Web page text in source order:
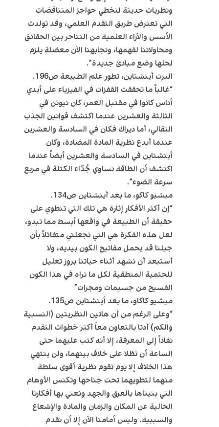
ونظريات حديثة لتخطي حواجز المتناقضات
التي تعترض طريق التقدم العلمي، وقد تولدت
الأسس والآراء العلمية من التناحر بين الحقائق
ومحاولاتنا لفهمها، وتجابهنا الآن معضلة يلزم
لحلها وضع مبادئ جديدة”.
البرت أينشتاين، تطور علم الطبيعة ص196.
“غالباً ما تحققت القفزات في الفيزياء على أيدي
أناس كانوا في مقتبل العمر، كان نيوتن في
الثالثة والعشرين عندما اكتشف قوانين الجذب
التقالي، أما ديراك فكان في السادسة والعشرين
عندما أبدع نظرية المادة المضادة، وكان
أينشتاين في السادسة والعشرين أيضاً عندما
اكتشف أن الطاقة تساوي جُدّاء الكتلة في مربع
سرعة الضوء”.
ميشيو كاكو، ما بعد أينشتاين ص134.
“إن أكثر الأفكار إثارة هي تلك التي تنطوي على
حقيقة أن الطبيعة في واقعها أبسط مما تبدو،
لعل هذه الفكرة هي التي تجعلني متفائلاً بأن
جيلنا قد يحمل مفاتيح الكون بيديه، ولا
أستبعد أن نشهد أثناء حياتنا بروز تعليل
للحتمية المنطقية لكل ما نراه في هذا الكون
الفسيح من جسيمات ومجرات”
ميشيو كاكاو، ما بعد أينشتاين ص135.
“وعلى الرغم من أن هاتين النظريتين (النسبية
والكم) أدتا بالتعاون معاً أكثر خطوات التقدم
نفاذاً إلى المعرفة، إلا أنه كتب عليهما حتى
الساعة أن تظلا على خلاف بينهما، ولن ينتهي
هذا الخلاف إلا يوم تقوم نظرية أقوى سلطة
منهما لتطويهما تحت جناحها وتكنس الأوهام
التي بنيناها بالعرق والجهد ونعني بها أفكارنا
الحالية عن المكان والزمان والمادة والإشعاع
والسببية. وليس أمامنا الآن إلا أن نقدم